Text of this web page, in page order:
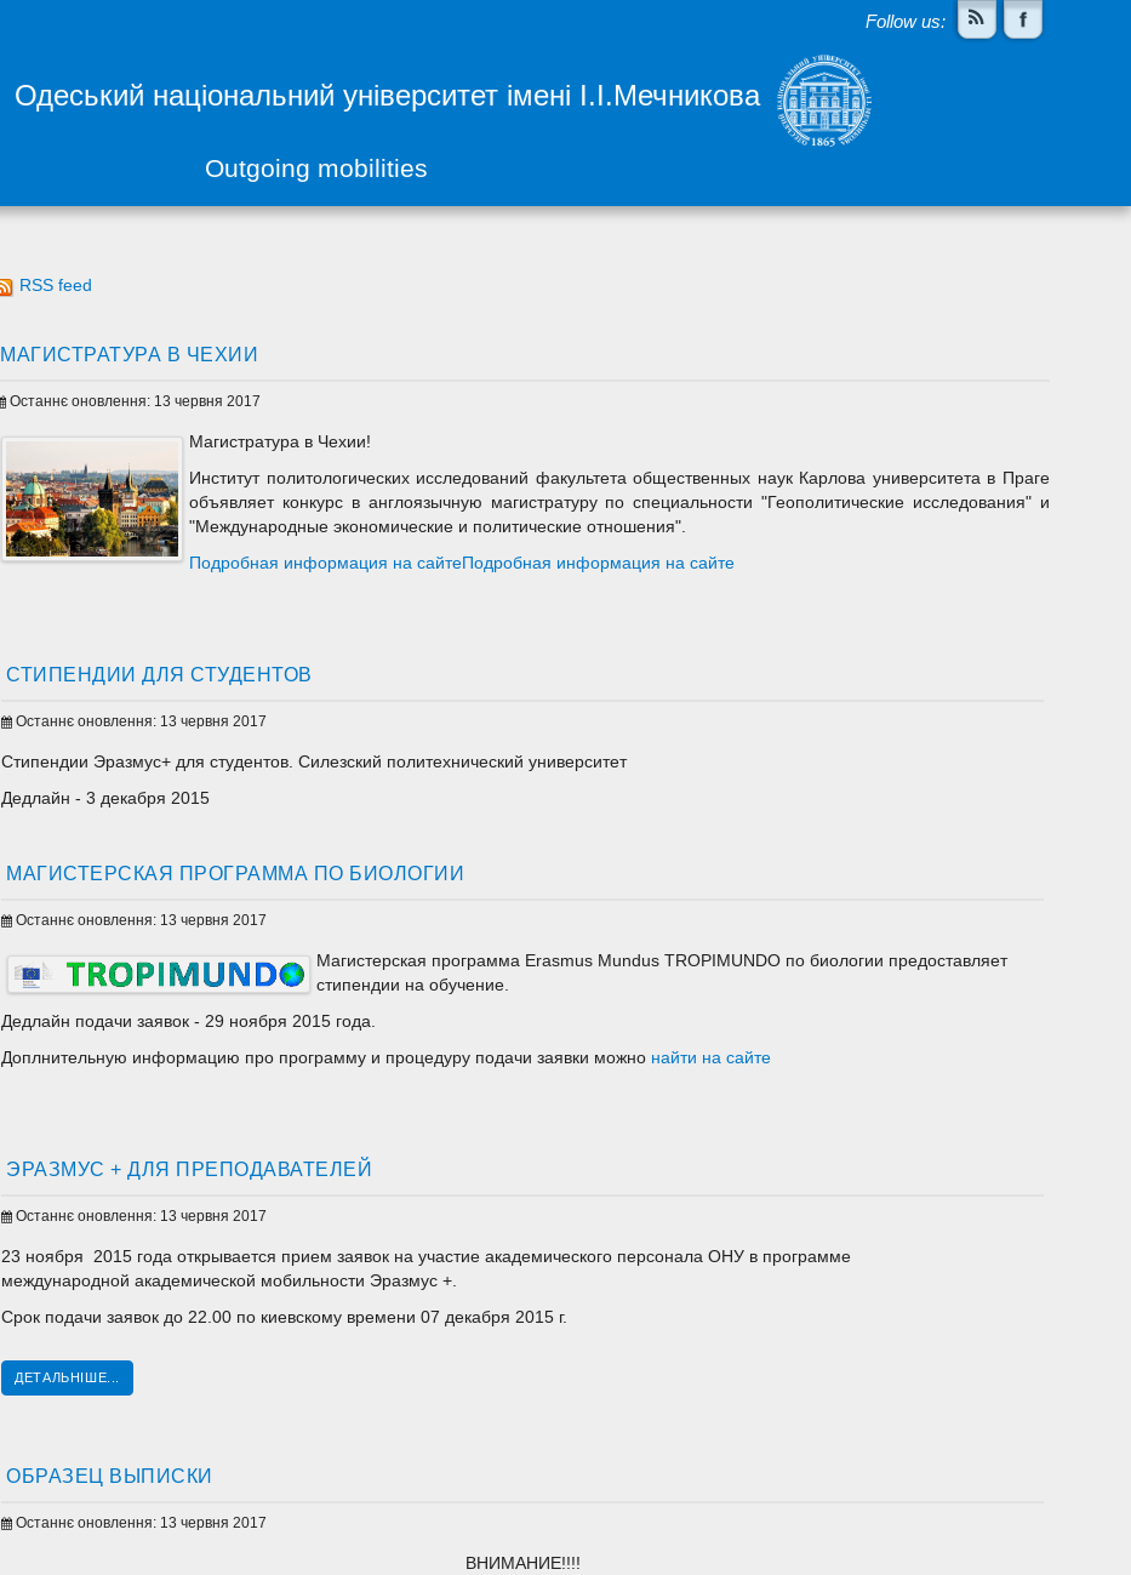
Follow us:
Одеський національний університет імені І.І.Мечникова
Outgoing mobilities
RSS feed
МАГИСТРАТУРА В ЧЕХИИ
Останнє оновлення: 13 червня 2017
Магистратура в Чехии!
Институт политологических исследований факультета общественных наук Карлова университета в Праге
объявляет конкурс в англоязычную магистратуру по специальности "Геополитические исследования" и
"Международные экономические и политические отношения".
Подробная информация на сайтеПодробная информация на сайте
СТИПЕНДИИ ДЛЯ СТУДЕНТОВ
Останнє оновлення: 13 червня 2017
Стипендии Эразмус+ для студентов. Силезский политехнический университет
Дедлайн - 3 декабря 2015
МАГИСТЕРСКАЯ ПРОГРАММА ПО БИОЛОГИИ
Останнє оновлення: 13 червня 2017
Магистерская программа Erasmus Mundus TROPIMUNDO по биологии предоставляет
стипендии на обучение.
Дедлайн подачи заявок - 29 ноября 2015 года.
Доплнительную информацию про программу и процедуру подачи заявки можно найти на сайте
ЭРАЗМУС + ДЛЯ ПРЕПОДАВАТЕЛЕЙ
Останнє оновлення: 13 червня 2017
23 ноября 2015 года открывается прием заявок на участие академического персонала ОНУ в программе
международной академической мобильности Эразмус +.
Срок подачи заявок до 22.00 по киевскому времени 07 декабря 2015 г.
ДЕТАЛЬНІШЕ...
ОБРАЗЕЦ ВЫПИСКИ
Останнє оновлення: 13 червня 2017
ВНИМАНИЕ!!!!